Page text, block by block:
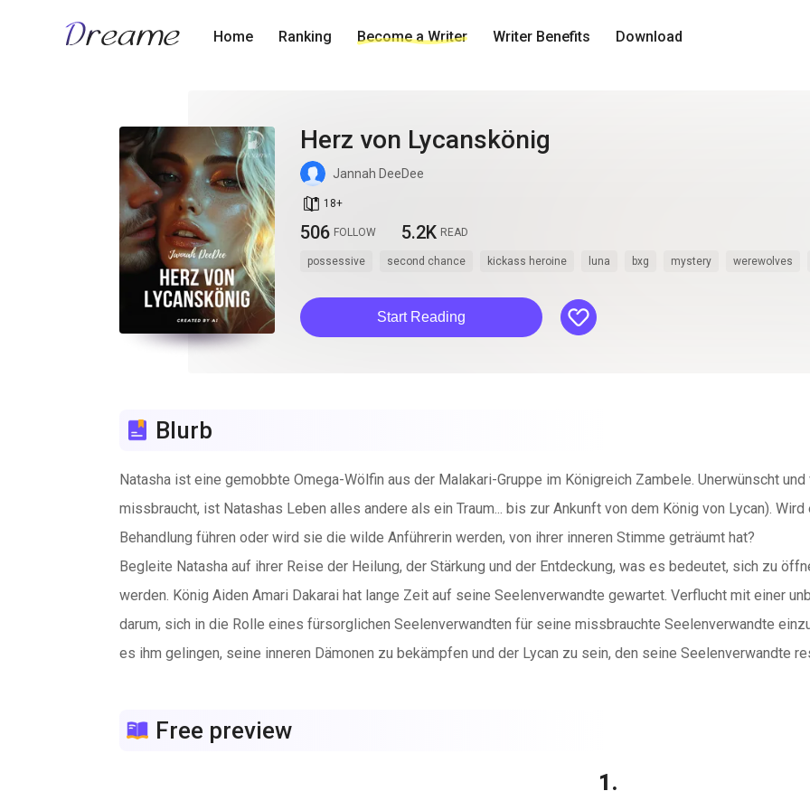
Home Ranking Become a Writer Writer Benefits Download
Herz von Lycanskönig
Jannah DeeDee
book_age 18+
506 FOLLOW 5.2K READ
possessive second chance kickass heroine luna bxg mystery werewolves
Start Reading like
Blurb
Natasha ist eine gemobbte Omega-Wölfin aus der Malakari-Gruppe im Königreich Zambele. Unerwünscht
missbraucht, ist Natashas Leben alles andere als ein Traum... bis zur Ankunft von dem König von Lycan).
Behandlung führen oder wird sie die wilde Anführerin werden, von ihrer inneren Stimme geträumt hat?
Begleite Natasha auf ihrer Reise der Heilung, der Stärkung und der Entdeckung, was es bedeutet, sich zu
werden. König Aiden Amari Dakarai hat lange Zeit auf seine Seelenverwandte gewartet. Verflucht mit einer
darum, sich in die Rolle eines fürsorglichen Seelenverwandten für seine missbrauchte Seelenverwandte
es ihm gelingen, seine inneren Dämonen zu bekämpfen und der Lycan zu sein, den seine Seelenverwandte
Free preview
1.